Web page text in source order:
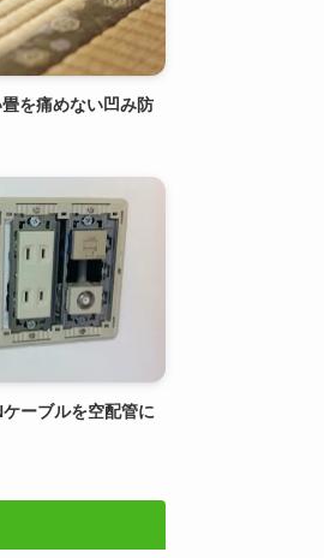
を痛めない凹み防
ーブルを空配管に